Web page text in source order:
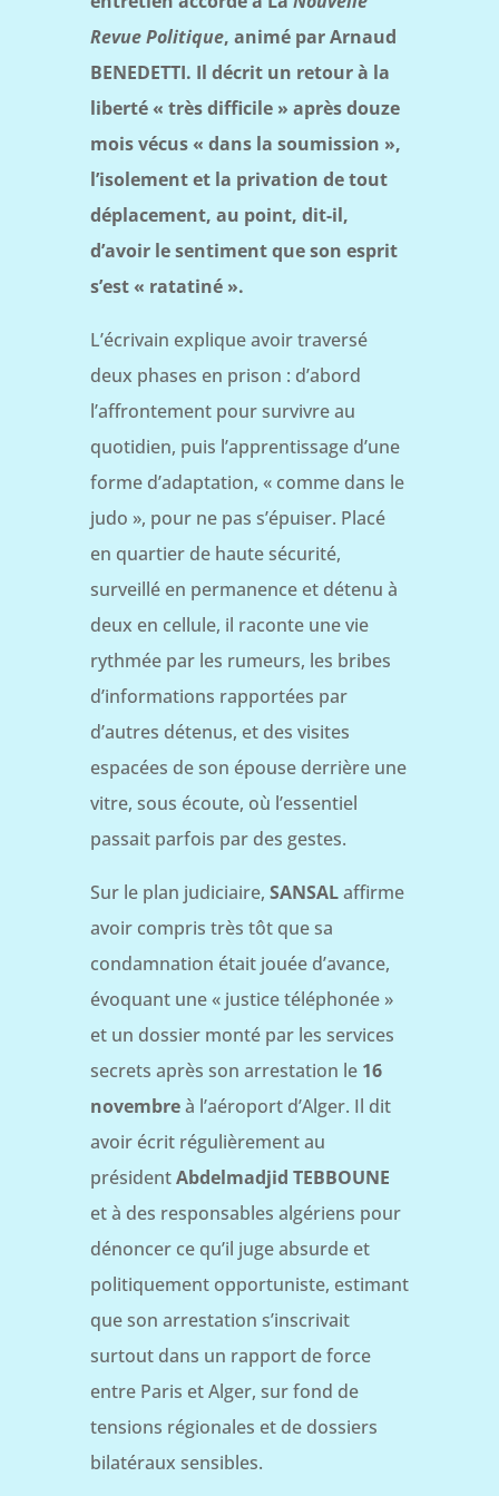
Revue Politique, animé par Arnaud
BENEDETTI. Il décrit un retour à la
liberté « très difficile » après douze
mois vécus « dans la soumission »,
l’isolement et la privation de tout
déplacement, au point, dit-il,
d’avoir le sentiment que son esprit
s’est « ratatiné ».
L’écrivain explique avoir traversé
deux phases en prison : d’abord
l’affrontement pour survivre au
quotidien, puis l’apprentissage d’une
forme d’adaptation, « comme dans le
judo », pour ne pas s’épuiser. Placé
en quartier de haute sécurité,
surveillé en permanence et détenu à
deux en cellule, il raconte une vie
rythmée par les rumeurs, les bribes
d’informations rapportées par
d’autres détenus, et des visites
espacées de son épouse derrière une
vitre, sous écoute, où l’essentiel
passait parfois par des gestes.
Sur le plan judiciaire, SANSALaffirme
avoir compris très tôt que sa
condamnation était jouée d’avance,
évoquant une « justice téléphonée »
et un dossier monté par les services
secrets après son arrestation le 16
novembreà l’aéroport d’Alger. Il dit
avoir écrit régulièrement au
présidentAbdelmadjid TEBBOUNE
et à des responsables algériens pour
dénoncer ce qu’il juge absurde et
politiquement opportuniste, estimant
que son arrestation s’inscrivait
surtout dans un rapport de force
entre Paris et Alger, sur fond de
tensions régionales et de dossiers
bilatéraux sensibles.